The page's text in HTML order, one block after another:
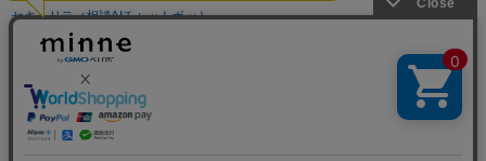
セキュリティ相談AIチャットボット
実在証明・盗聴対策
サイバー攻撃対策（GMO Flatt Security）
セキュリティ事業の軌跡